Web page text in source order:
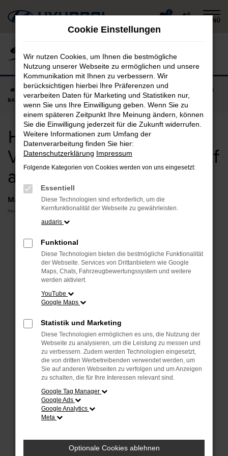
Zum
Hauptinhalt
0
MENÜ
Startseite Mühldorf am Inn Hyundai Hyundai BAYON
Hyundai
BAYON Vorführwagen in Mühldorf am Inn günstig kaufen
Hyundai BAYON
Vorführwagen in Mühldorf
am Inn günstig kaufen
Marken
Hyundai
Fehler: Network Error
Beim Laden ist ein Fehler aufgetreten.
Hier sind ein paar Tipps, die dir helfen können:
Überprüfe deine Firewall und deine
Internetverbindung.
Laden andere Webseiten, zum Beispiel deine
Prüfe deine Browsererweiterungen.
Manche Erweiterungen, wie Werbeblocker, können
das Laden bestimmter Seiten verhindern.
Funktioniert die Seite in einem anderen Browser
oder in einem privaten Fenster?
Starte dein Gerät neu.
Das kann manchmal helfen, vorübergehende
Probleme zu beheben.
Veraltete Software birgt nicht nur ein
Cookie Einstellungen
Wir nutzen Cookies, um Ihnen die bestmögliche
Nutzung unserer Webseite zu ermöglichen und unsere
Kommunikation mit Ihnen zu verbessern. Wir
berücksichtigen hierbei Ihre Präferenzen und
verarbeiten Daten für Marketing und Statistiken nur,
wenn Sie uns Ihre Einwilligung geben. Wenn Sie zu
einem späteren Zeitpunkt Ihre Meinung ändern, können
Sie die Einwilligung jederzeit für die Zukunft widerrufen.
Weitere Informationen zum Umfang der
Datenverarbeitung finden Sie hier:
Datenschutzerklärung Impressum
Folgende Kategorien von Cookies werden von uns eingesetzt:
Essentiell
Diese Technologien sind erforderlich, um die
Kernfunktionalität der Webseite zu gewährleisten.
audaris
Funktional
Diese Technologien bieten die bestmögliche Funktionalität
der Webseite. Services von Drittanbietern wie Google
Maps, Chats, Fahrzeugbewertungssystem und weitere
werden aktiviert.
YouTube
Google Maps
Statistik und Marketing
Diese Technologien ermöglichen es uns, die Nutzung der
Webseite zu analysieren, um die Leistung zu messen und
zu verbessern. Zudem werden Technologien eingesetzt,
die von dritten Werbetreibenden verwendet werden, um
Sie auf anderen Webseiten zu verfolgen und um Anzeigen
zu schalten, die für Ihre Interessen relevant sind.
Google Tag Manager
Google Ads
Google Analytics
Meta
Optionale Cookies ablehnen